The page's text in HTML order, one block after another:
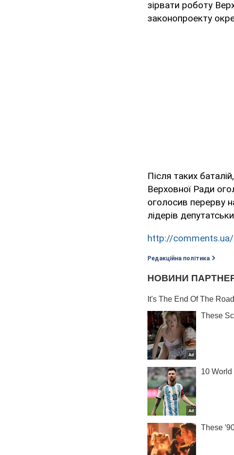
зірвати роботу
законопроекту
Після таких
Верховної Ради
оголосив перерву
лідерів
http://comments.ua/
Редакційна політика